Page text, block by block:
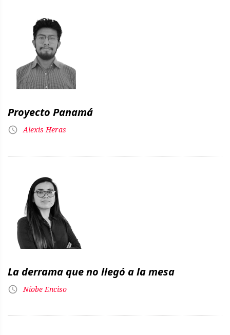
Proyecto Panamá
Alexis Heras
La derrama que no llegó a la mesa
Níobe Enciso